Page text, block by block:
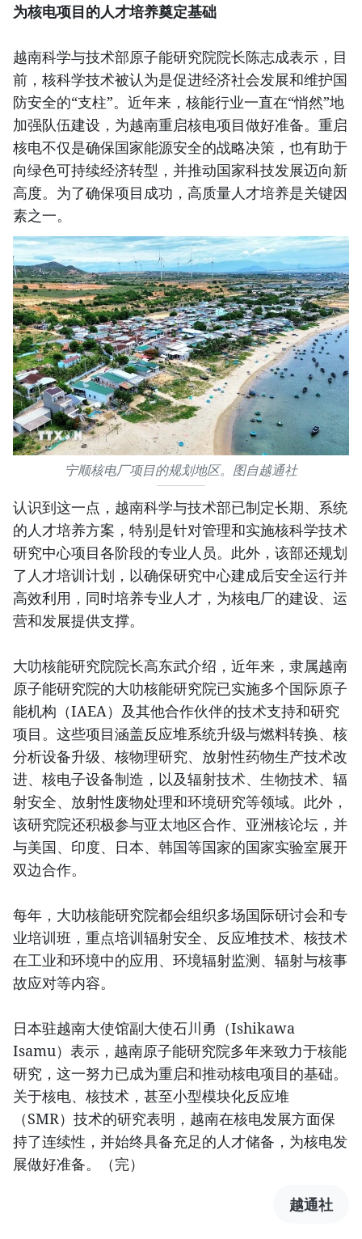
为核电项目的人才培养奠定基础
越南科学与技术部原子能研究院院长陈志成表示，目
前，核科学技术被认为是促进经济社会发展和维护国
防安全的“支柱”。近年来，核能行业一直在“悄然”地
加强队伍建设，为越南重启核电项目做好准备。重启
核电不仅是确保国家能源安全的战略决策，也有助于
向绿色可持续经济转型，并推动国家科技发展迈向新
高度。为了确保项目成功，高质量人才培养是关键因
素之一。
宁顺核电厂项目的规划地区。图自越通社
认识到这一点，越南科学与技术部已制定长期、系统
的人才培养方案，特别是针对管理和实施核科学技术
研究中心项目各阶段的专业人员。此外，该部还规划
了人才培训计划，以确保研究中心建成后安全运行并
高效利用，同时培养专业人才，为核电厂的建设、运
营和发展提供支撑。
大叻核能研究院院长高东武介绍，近年来，隶属越南
原子能研究院的大叻核能研究院已实施多个国际原子
能机构（IAEA）及其他合作伙伴的技术支持和研究
项目。这些项目涵盖反应堆系统升级与燃料转换、核
分析设备升级、核物理研究、放射性药物生产技术改
进、核电子设备制造，以及辐射技术、生物技术、辐
射安全、放射性废物处理和环境研究等领域。此外，
该研究院还积极参与亚太地区合作、亚洲核论坛，并
与美国、印度、日本、韩国等国家的国家实验室展开
双边合作。
每年，大叻核能研究院都会组织多场国际研讨会和专
业培训班，重点培训辐射安全、反应堆技术、核技术
在工业和环境中的应用、环境辐射监测、辐射与核事
故应对等内容。
日本驻越南大使馆副大使石川勇（Ishikawa
Isamu）表示，越南原子能研究院多年来致力于核能
研究，这一努力已成为重启和推动核电项目的基础。
关于核电、核技术，甚至小型模块化反应堆
（SMR）技术的研究表明，越南在核电发展方面保
持了连续性，并始终具备充足的人才储备，为核电发
展做好准备。（完）
越通社